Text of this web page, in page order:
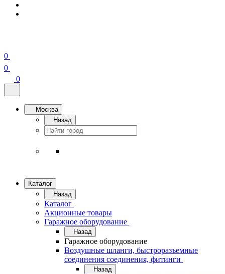
0
0
0
Москва
Назад
Каталог
Назад
Каталог
Акционные товары
Гаражное оборудование
Назад
Гаражное оборудование
Воздушные шланги, быстроразъемные
соединения соединения, фитинги
Назад